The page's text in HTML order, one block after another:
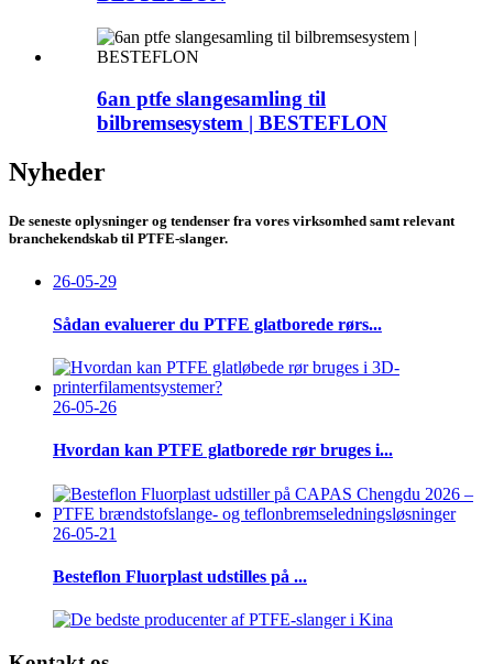
6an ptfe slangesamling til
bilbremsesystem | BESTEFLON
Nyheder
De seneste oplysninger og tendenser fra vores virksomhed samt relevant
branchekendskab til PTFE-slanger.
26-05-29
Sådan evaluerer du PTFE glatborede rørs...
26-05-26
Hvordan kan PTFE glatborede rør bruges i...
26-05-21
Besteflon Fluorplast udstilles på ...